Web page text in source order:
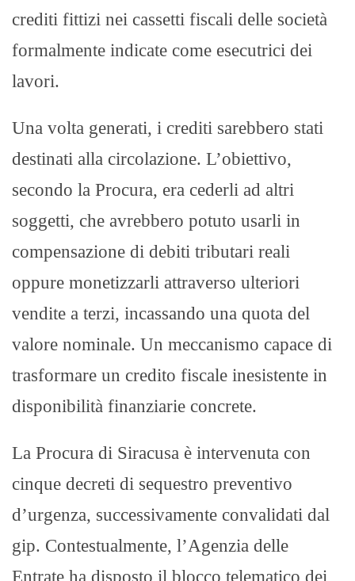
crediti fittizi nei cassetti fiscali delle società
formalmente indicate come esecutrici dei
lavori.
Una volta generati, i crediti sarebbero stati
destinati alla circolazione. L’obiettivo,
secondo la Procura, era cederli ad altri
soggetti, che avrebbero potuto usarli in
compensazione di debiti tributari reali
oppure monetizzarli attraverso ulteriori
vendite a terzi, incassando una quota del
valore nominale. Un meccanismo capace di
trasformare un credito fiscale inesistente in
disponibilità finanziarie concrete.
La Procura di Siracusa è intervenuta con
cinque decreti di sequestro preventivo
d’urgenza, successivamente convalidati dal
gip. Contestualmente, l’Agenzia delle
Entrate ha disposto il blocco telematico dei